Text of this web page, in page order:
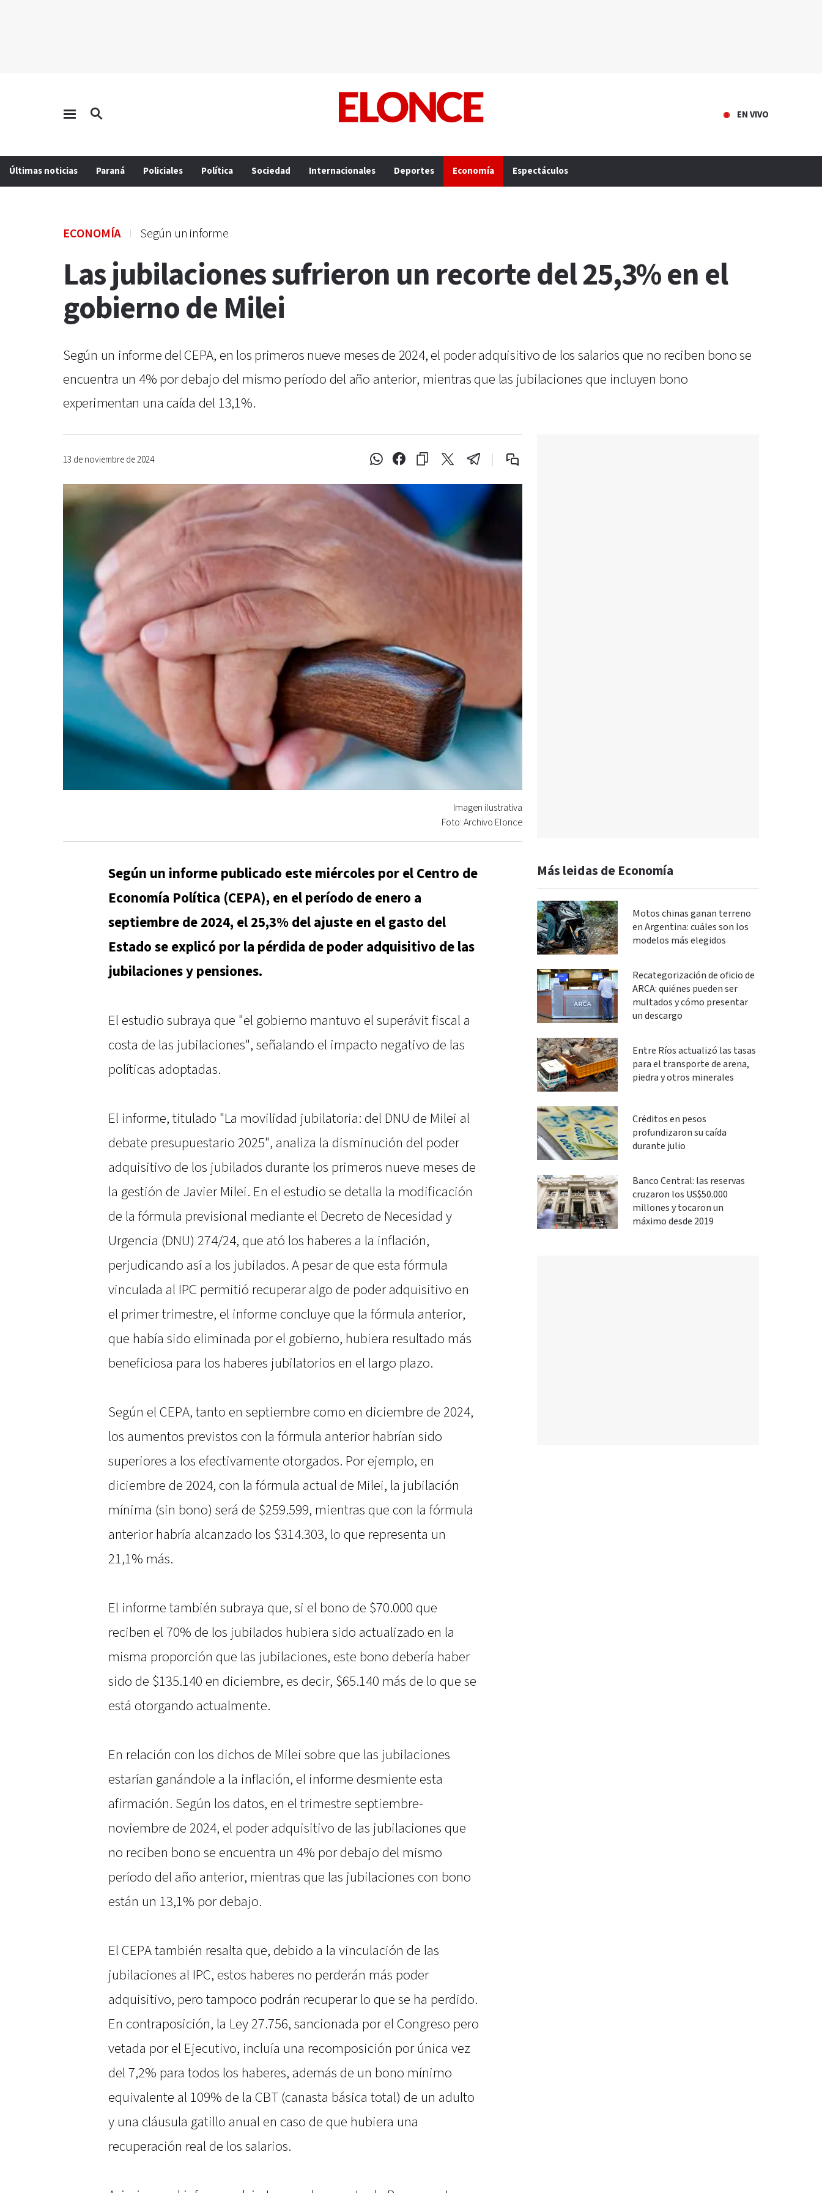
EN VIVO
Últimas noticias Paraná Policiales Política Sociedad Internacionales Deportes Economía Espectáculos
ECONOMÍA Según un informe
Las jubilaciones sufrieron un recorte del 25,3% en el
gobierno de Milei
Según un informe del CEPA, en los primeros nueve meses de 2024, el poder adquisitivo de los salarios que no reciben bono se
encuentra un 4% por debajo del mismo período del año anterior, mientras que las jubilaciones que incluyen bono
experimentan una caída del 13,1%.
13 de noviembre de 2024
Imagen ilustrativa
Foto: Archivo Elonce
Según un informe publicado este miércoles por el Centro de
Economía Política (CEPA), en el período de enero a
septiembre de 2024, el 25,3% del ajuste en el gasto del
Estado se explicó por la pérdida de poder adquisitivo de las
jubilaciones y pensiones.
El estudio subraya que "el gobierno mantuvo el superávit fiscal a
costa de las jubilaciones", señalando el impacto negativo de las
políticas adoptadas.
El informe, titulado "La movilidad jubilatoria: del DNU de Milei al
debate presupuestario 2025", analiza la disminución del poder
adquisitivo de los jubilados durante los primeros nueve meses de
la gestión de Javier Milei. En el estudio se detalla la modificación
de la fórmula previsional mediante el Decreto de Necesidad y
Urgencia (DNU) 274/24, que ató los haberes a la inflación,
perjudicando así a los jubilados. A pesar de que esta fórmula
vinculada al IPC permitió recuperar algo de poder adquisitivo en
el primer trimestre, el informe concluye que la fórmula anterior,
que había sido eliminada por el gobierno, hubiera resultado más
beneficiosa para los haberes jubilatorios en el largo plazo.
Según el CEPA, tanto en septiembre como en diciembre de 2024,
los aumentos previstos con la fórmula anterior habrían sido
superiores a los efectivamente otorgados. Por ejemplo, en
diciembre de 2024, con la fórmula actual de Milei, la jubilación
mínima (sin bono) será de $259.599, mientras que con la fórmula
anterior habría alcanzado los $314.303, lo que representa un
21,1% más.
El informe también subraya que, si el bono de $70.000 que
reciben el 70% de los jubilados hubiera sido actualizado en la
misma proporción que las jubilaciones, este bono debería haber
sido de $135.140 en diciembre, es decir, $65.140 más de lo que se
está otorgando actualmente.
En relación con los dichos de Milei sobre que las jubilaciones
estarían ganándole a la inflación, el informe desmiente esta
afirmación. Según los datos, en el trimestre septiembre-
noviembre de 2024, el poder adquisitivo de las jubilaciones que
no reciben bono se encuentra un 4% por debajo del mismo
período del año anterior, mientras que las jubilaciones con bono
están un 13,1% por debajo.
El CEPA también resalta que, debido a la vinculación de las
jubilaciones al IPC, estos haberes no perderán más poder
adquisitivo, pero tampoco podrán recuperar lo que se ha perdido.
En contraposición, la Ley 27.756, sancionada por el Congreso pero
vetada por el Ejecutivo, incluía una recomposición por única vez
del 7,2% para todos los haberes, además de un bono mínimo
equivalente al 109% de la CBT (canasta básica total) de un adulto
y una cláusula gatillo anual en caso de que hubiera una
recuperación real de los salarios.
Más leidas de Economía
Motos chinas ganan terreno
en Argentina: cuáles son los
modelos más elegidos
Recategorización de oficio de
ARCA: quiénes pueden ser
multados y cómo presentar
un descargo
Entre Ríos actualizó las tasas
para el transporte de arena,
piedra y otros minerales
Créditos en pesos
profundizaron su caída
durante julio
Banco Central: las reservas
cruzaron los US$50.000
millones y tocaron un
máximo desde 2019